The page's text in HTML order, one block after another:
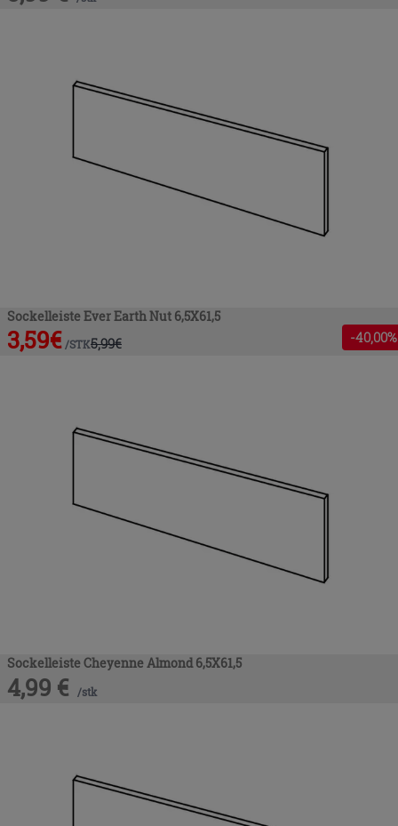
Sockelleiste Ever Earth Nut 6,5X61,5
3,59€ /STK5,99€ -40,00%
Sockelleiste Cheyenne Almond 6,5X61,5
4,99 € /stk